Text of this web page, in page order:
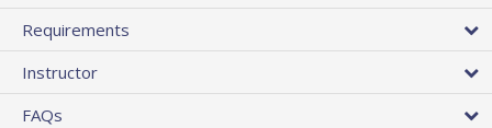
Requirements
Instructor
FAQs